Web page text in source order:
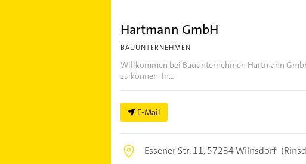
Hartmann GmbH
BAUUNTERNEHMEN
Willkommen bei Bauunternehmen Hartmann
zu können. In...
E-Mail
Essener Str. 11,57234 Wilnsdorf